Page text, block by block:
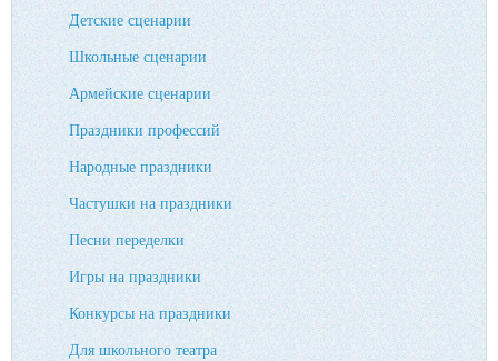
Детские сценарии
Школьные сценарии
Армейские сценарии
Праздники профессий
Народные праздники
Частушки на праздники
Песни переделки
Игры на праздники
Конкурсы на праздники
Для школьного театра